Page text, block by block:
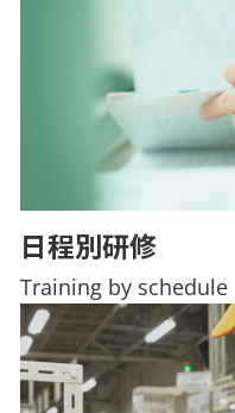
日程別研修
Training by schedule